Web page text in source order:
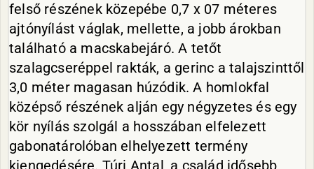
felső részének közepébe 0,7 x 07 méteres
ajtónyílást váglak, mellette, a jobb árokban
található a macskabejáró. A tetőt
szalagcseréppel rakták, a gerinc a talajszinttől
3,0 méter magasan húzódik. A homlokfal
középső részének alján egy négyzetes és egy
kör nyílás szolgál a hosszában elfelezett
gabonatárolóban elhelyezett termény
kiengedésére. Túri Antal, a család idősebb